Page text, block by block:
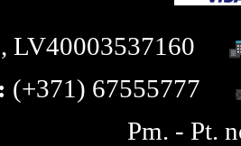
, LV40003537160
(+371) 67555777
Pm. - Pt.